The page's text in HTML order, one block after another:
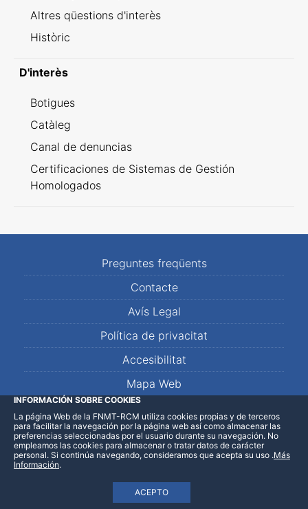
Altres qüestions d'interès
Històric
D'interès
Botigues
Catàleg
Canal de denuncias
Certificaciones de Sistemas de Gestión
Homologados
Preguntes freqüents
Contacte
Avís Legal
Política de privacitat
Accesibilitat
Mapa Web
LinkedInFacebookWhatsApp
INFORMACIÓN SOBRE COOKIES
La página Web de la FNMT-RCM utiliza cookies propias y de terceros
para facilitar la navegación por la página web así como almacenar las
preferencias seleccionadas por el usuario durante su navegación. No
empleamos las cookies para almacenar o tratar datos de carácter
personal. Si continúa navegando, consideramos que acepta su uso
ACEPTO
.Más
Información.